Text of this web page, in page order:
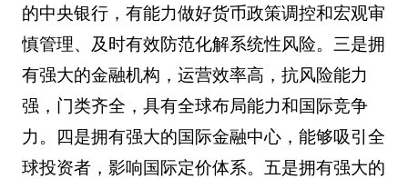
的中央银行，有能力做好货币政策调控和宏观审
慎管理、及时有效防范化解系统性风险。三是拥
有强大的金融机构，运营效率高，抗风险能力
强，门类齐全，具有全球布局能力和国际竞争
力。四是拥有强大的国际金融中心，能够吸引全
球投资者，影响国际定价体系。五是拥有强大的